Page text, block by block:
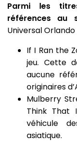
Parmi les
références au
Universal Orlando
If I Ran the
jeu. Cette
aucune
originaires
Mulberry
Think That
véhicule
asiatique.